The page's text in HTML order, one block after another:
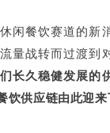
闲餐饮赛道的新
量战转而过渡到
长久稳健发展的
饮供应链由此迎来